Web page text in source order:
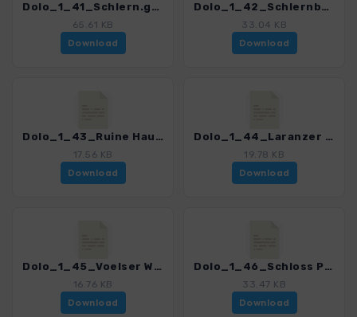
Dolo_1_41_Schlern.gpx
65.61 KB
Download
Dolo_1_42_Schlernboedel-Prossliner Schwaig.gpx
33.04 KB
Download
Dolo_1_43_Ruine Hauenstein.gpx
17.56 KB
Download
Dolo_1_44_Laranzer Wald Rundgang.gpx
19.78 KB
Download
Dolo_1_45_Voelser Weiher.gpx
16.76 KB
Download
Dolo_1_46_Schloss Proesels.gpx
33.47 KB
Download